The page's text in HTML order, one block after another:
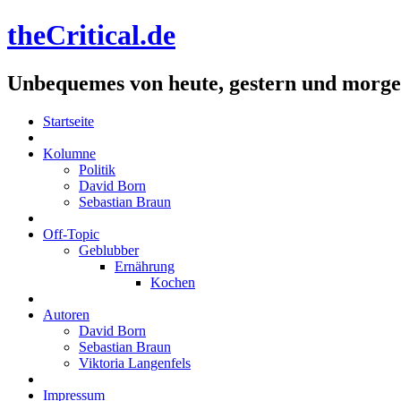
theCritical.de
Unbequemes von heute, gestern und
Startseite
Kolumne
Politik
David Born
Sebastian Braun
Off-Topic
Geblubber
Ernährung
Kochen
Autoren
David Born
Sebastian Braun
Viktoria Langenfels
Impressum